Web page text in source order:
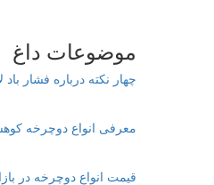
موضوعات داغ
چهار نکته درباره فشار
معرفی انواع دوچرخه
قیمت انواع دوچرخه در